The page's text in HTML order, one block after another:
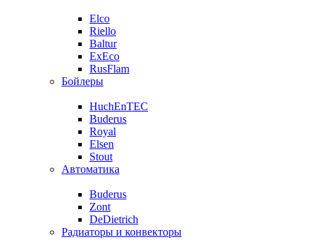
Elco
Riello
Baltur
ExEco
RusFlam
Бойлеры
HuchEnTEC
Buderus
Royal
Elsen
Stout
Автоматика
Buderus
Zont
DeDietrich
Радиаторы и конвекторы